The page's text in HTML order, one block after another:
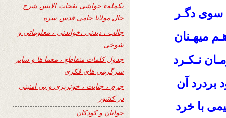
دگـر
میهـنان
نـکـرد
بردرد آن
با خرد
تکملهء حواشی نفحات الانس شرح
حال مولانا جامی قدس سره
جالب ، دیدنی ،خواندنی ، معلوماتی و
شوخی
جدول کلمات متقاطع ، معما ها و سایر
سرگرمی های فکری
جرم ، جنایت ، خونریزی و بی امنیتی
در کشور
جوانان و کودکان